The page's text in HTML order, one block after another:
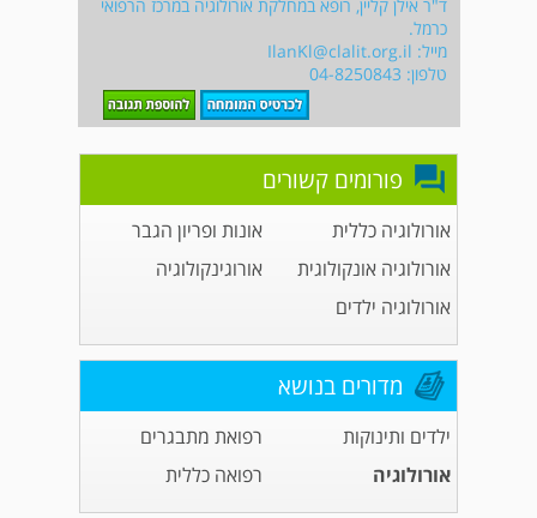
ד"ר אילן קליין, רופא במחלקת אורולוגיה במרכז הרפואי
כרמל.
מייל: IlanKl@clalit.org.il
טלפון: 04-8250843
פורומים קשורים
אורולוגיה כללית
אונות ופריון הגבר
אורולוגיה אונקולוגית
אורוגינקולוגיה
אורולוגיה ילדים
מדורים בנושא
ילדים ותינוקות
רפואת מתבגרים
אורולוגיה
רפואה כללית